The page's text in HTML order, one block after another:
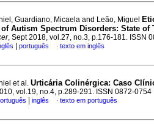
Guardiano, Micaela and Leão, Miguel
of Autism Spectrum Disorders: State of
, Sept 2018, vol.27, no.3, p.176-181. ISSN
português · texto em inglês
et al. Urticária Colinérgica: Caso
vol.19, no.4, p.289-291. ISSN 0872-0754
inglês · texto em português